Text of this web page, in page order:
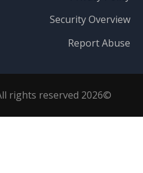
Security Overview
Report Abuse
©2026 by Visual Paradigm. All rights reserved.